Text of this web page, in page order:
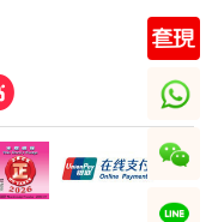
whatsapp